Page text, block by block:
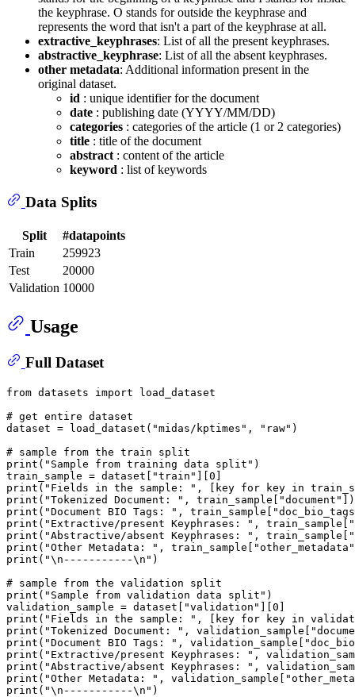
the keyphrase. O stands for outside the keyphrase and
represents the word that isn't a part of the keyphrase at all.
extractive_keyphrases: List of all the present keyphrases.
abstractive_keyphrase: List of all the absent keyphrases.
other metadata: Additional information present in the
original dataset.
id : unique identifier for the document
date : publishing date (YYYY/MM/DD)
categories : categories of the article (1 or 2 categories)
title : title of the document
abstract: content of the article
keyword : list of keywords
Data Splits
Split
#datapoints
Train
259923
Test
20000
Validation 10000
Usage
Full Dataset
from datasets import load_dataset
# get entire dataset
dataset = load_dataset( "midas/kptimes" , "raw" )
# sample from the train split
print ( "Sample from training data split" )
train_sample = dataset[
"train" 0
print ( "Fields in the sample: " , [key for key in
print ( "Tokenized Document: " , train_sample[
"document"
print ( "Document BIO Tags: " , train_sample[
print ( "Extractive/present Keyphrases: " , train_sample[
print ( "Abstractive/absent Keyphrases: " , train_sample[
print ( "Other Metadata: " , train_sample[
"other_metadata"
print ( "\n-----------\n" )
# sample from the validation split
print ( "Sample from validation data split" )
validation_sample = dataset[
"validation" 0
print ( "Fields in the sample: " , [key for key in
print ( "Tokenized Document: " , validation_sample[
print ( "Document BIO Tags: " , validation_sample[
print ( "Extractive/present Keyphrases: " ,
print ( "Abstractive/absent Keyphrases: " ,
print ( "Other Metadata: " , validation_sample[
print ( "\n-----------\n" )